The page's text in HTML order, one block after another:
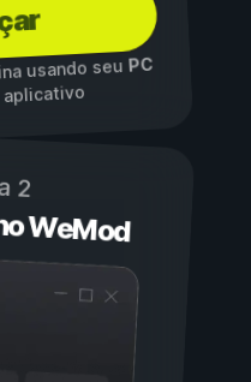
usando seuPC
2
WeMod